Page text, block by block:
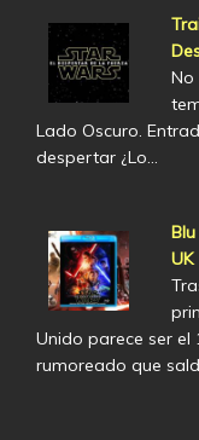
No
Lado Oscuro.
despertar ¿Lo…
UK
Unido parece ser el
rumoreado que